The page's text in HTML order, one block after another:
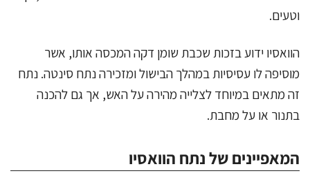
וטעים.
הוואסיו ידוע בזכות שכבת שומן דקה המכסה אותו, אשר
מוסיפה לו עסיסיות במהלך הבישול ומזכירה נתח סינטה. נתח
זה מתאים במיוחד לצלייה מהירה על האש, אך גם להכנה
בתנור או על מחבת.
המאפיינים של נתח הוואסיו